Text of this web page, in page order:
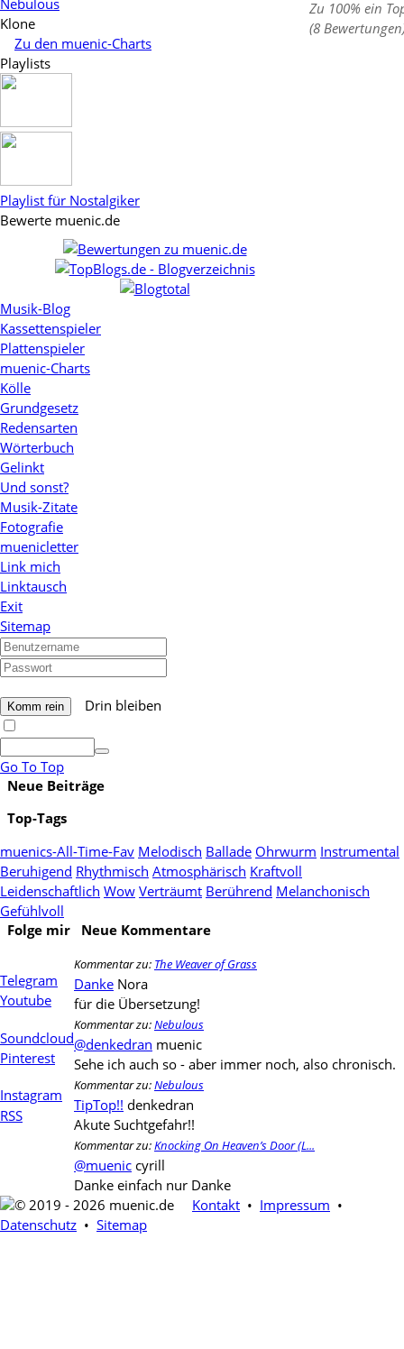
Zu 100% ein
(8
Klone
Zu den muenic-Charts
Playlists
Playlist für Nostalgiker
Bewerte muenic.de
Musik-Blog
Kassettenspieler
Plattenspieler
muenic-Charts
Kölle
Grundgesetz
Redensarten
Wörterbuch
Gelinkt
Und sonst?
Musik-Zitate
Fotografie
muenicletter
Link mich
Linktausch
Exit
Sitemap
Drin bleiben
Go To Top
Neue Beiträge
Top-Tags
muenics-All-Time-Fav Melodisch Ballade Ohrwurm Instrumental
Beruhigend Rhythmisch Atmosphärisch Kraftvoll
Leidenschaftlich Wow Verträumt Berührend Melanchonisch
Gefühlvoll
Folge mir
Telegram
Youtube
Soundcloud
Pinterest
Instagram
RSS
Neue Kommentare
Kommentar zu: The Weaver of Grass
Danke Nora
für die Übersetzung!
Kommentar zu:Nebulous
@denkedran muenic
Sehe ich auch so - aber immer noch, also chronisch.
Kommentar zu:Nebulous
TipTop!! denkedran
Akute Suchtgefahr!!
Kommentar zu:Knocking On Heaven’s Door (L...
@muenic cyrill
Danke einfach nur Danke
© 2019 - 2026 muenic.de Kontakt • Impressum •
Datenschutz • Sitemap